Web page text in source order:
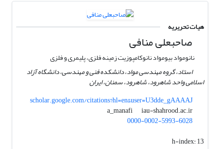
هیات تحریریه
صاحبعلی منافی
نانومواد بیومواد نانوکامپوزیت زمینه فلزی، پلیمری و فلزی
استاد، گروه مهندسی مواد، دانشکده فنی و مهندسی، دانشگاه آزاد
اسلامی واحد شاهرود، شاهرود، سمنان، ایران
scholar.google.com/citations?hl=en&user=U3dde_gAAAAJ
a_manafi
iau-shahrood.ac.ir
0000-0002-5993-6028
h-index:13